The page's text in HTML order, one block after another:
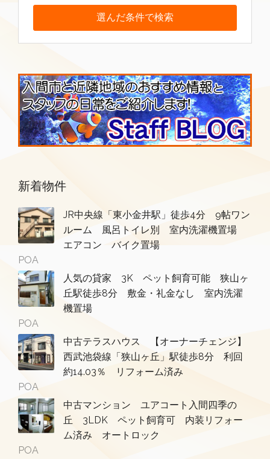
新着物件
JR中央線「東小金井駅」徒歩4分 9帖ワン
ルーム 風呂トイレ別 室内洗濯機置場
エアコン バイク置場
POA
人気の貸家 3K ペット飼育可能 狭山ヶ
丘駅徒歩8分 敷金・礼金なし 室内洗濯
機置場
POA
中古テラスハウス 【オーナーチェンジ】
西武池袋線「狭山ヶ丘」駅徒歩8分 利回
約14.03％ リフォーム済み
POA
中古マンション ユアコート入間四季の
丘 3LDK ペット飼育可 内装リフォー
ム済み オートロック
POA